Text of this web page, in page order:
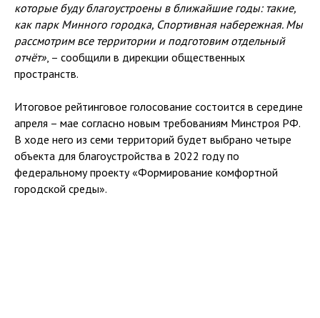
которые буду благоустроены в ближайшие годы: такие,
как парк Минного городка, Спортивная набережная. Мы
рассмотрим все территории и подготовим отдельный
отчёт», – сообщили в дирекции общественных
пространств.
Итоговое рейтинговое голосование состоится в середине
апреля – мае согласно новым требованиям Минстроя РФ.
В ходе него из семи территорий будет выбрано четыре
объекта для благоустройства в 2022 году по
федеральному проекту «Формирование комфортной
городской среды».